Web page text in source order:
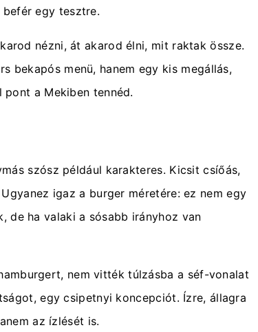
egy tesztre.
nézni, át akarod élni, mit raktak össze.
bekapós menü, hanem egy kis megállás,
a Mekiben tennéd.
szósz például karakteres. Kicsit csíőás,
igaz a burger méretére: ez nem egy
de ha valaki a sósabb irányhoz van
nem vitték túlzásba a séf-vonalat
egy csipetnyi koncepciót. Ízre, állagra
az ízlését is.